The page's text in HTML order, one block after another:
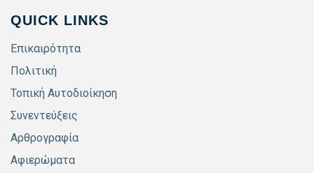
QUICK LINKS
Επικαιρότητα
Πολιτική
Τοπική Αυτοδιοίκηση
Συνεντεύξεις
Αρθρογραφία
Αφιερώματα